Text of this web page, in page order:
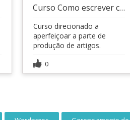
Curso Como escrever com maestria
Curso direcionado a
aperfeiçoar a parte de
produção de artigos.
0